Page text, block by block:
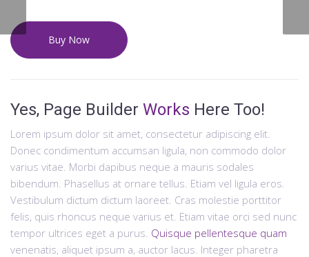
Buy Now
Yes, Page Builder Works Here Too!
Lorem ipsum dolor sit amet, consectetur adipiscing elit.
Donec condimentum accumsan ligula, non commodo dolor
varius vitae. Morbi dapibus neque a mauris sodales
bibendum. Phasellus at ornare tellus. Etiam vel ligula eros.
Vestibulum dictum dictum laoreet. Cras molestie porttitor
felis, quis rhoncus neque varius et. Etiam vitae orci sed nunc
tempor ultrices eget a purus. Quisque pellentesque quam
venenatis, aliquet ipsum a, auctor lacus. Integer pharetra